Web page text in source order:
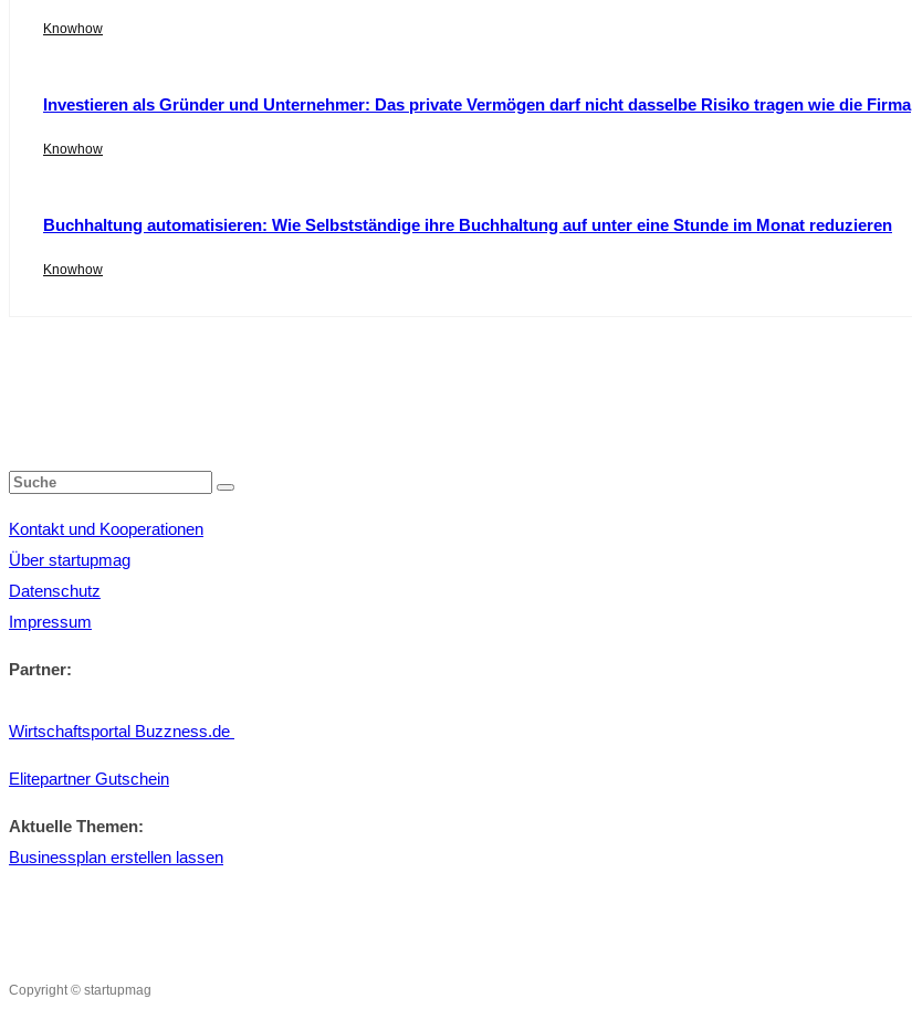
Knowhow
Investieren als Gründer und Unternehmer: Das private Vermögen darf nicht dasselbe Risiko tragen wie die Firma
Knowhow
Buchhaltung automatisieren: Wie Selbstständige ihre Buchhaltung auf unter eine Stunde im Monat reduzieren
Knowhow
Kontakt und Kooperationen
Über startupmag
Datenschutz
Impressum
Partner:
Wirtschaftsportal Buzzness.de
Elitepartner Gutschein
Aktuelle Themen:
Businessplan erstellen lassen
Copyright © startupmag